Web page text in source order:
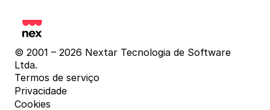
© 2001 – 2026 Nextar Tecnologia de Software
Ltda.
Termos de serviço
Privacidade
Cookies